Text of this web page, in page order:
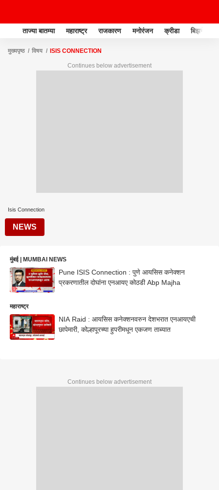
ताज्या बातम्या महाराष्ट्र राजकारण मनोरंजन क्रीडा बिझनेस
मुख्यपृष्ठ विषय ISIS CONNECTION
Continues below advertisement
Isis Connection
NEWS
मुंबई | MUMBAI NEWS
Pune ISIS Connection : पुणे आयसिस कनेक्शन
प्रकरणातील दोघांना एनआयए कोठडी Abp Majha
महाराष्ट्र
NIA Raid : आयसिस कनेक्शनवरुन देशभरात एनआयएची
छापेमारी, कोल्हापूरच्या हुपरीमधून एकजण ताब्यात
Continues below advertisement